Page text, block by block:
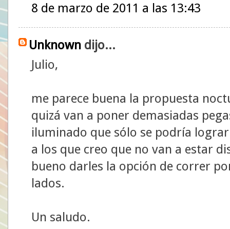
8 de marzo de 2011 a las 13:43
Unknown dijo...
Julio,
me parece buena la propuesta
quizá van a poner demasiadas
iluminado que sólo se podría
a los que creo que no van a estar
bueno darles la opción de correr
lados.
Un saludo.